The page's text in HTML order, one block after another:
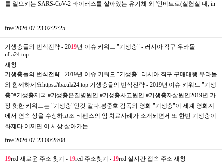
를 일으키는 SARS-CoV-2 바이러스를 살아있는 유기체 외 '인비트로(실험실 내, in
…
free 2026-07-23 02:22:25
기생충들의 번식전략 - 2019년 이슈 키워드 "기생충" - 러시아 직구 우라몰
uLa24.top
새창
기생충들의 번식전략 - 2019년 이슈 키워드 "기생충" 러시아 직구 구매대행 우라몰
와 함께하세요https://tba.ula24.top 기생충들의 번식전략 - 2019년 이슈 키워드 "기생
충"#기생충제국 #기생충은질병원인 #기생충사고원인 #기생충자살원인2019년 가
장 핫한 키워드는 "기생충"인것 같다.봉준호 감독의 영화 "기생충"이 세계 영화계
에서 연속 상을 수상하고조 티펜스의 암 치료사례가 소개되면서 또 한번 기생충이
화제다.어쩌면 이 세상 살아가는 …
free 2026-07-23 00:28:08
19red 새로운 주소 찾기 - 19red 주소찾기 - 19red 실시간 접속 주소 새창